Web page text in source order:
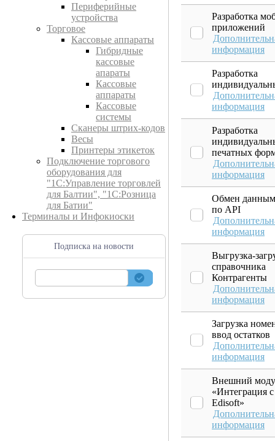
Периферийные
устройства
Торговое
Кассовые аппараты
Гибридные
кассовые
апараты
Кассовые
аппараты
Кассовые
системы
Сканеры штрих-кодов
Весы
Принтеры этикеток
Подключение торгового
оборудования для
"1С:Управление торговлей
для Балтии", "1С:Розница
для Батии"
Терминалы и Инфокиоски
Подписка на новости
Разработка
приложений
информация
Разработка
информация
Разработка
печатных
информация
Обмен
по API
информация
Выгрузка-
справочника
Контрагенты
информация
Загрузка
ввод остатков
информация
Внешний
«Интеграция
Edisoft»
информация